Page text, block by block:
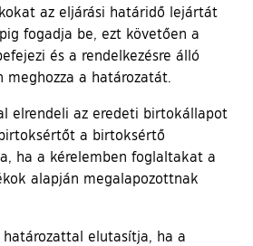
az eljárási határidő lejártát
fogadja be, ezt követően a
és a rendelkezésre álló
meghozza a határozatát.
elrendeli az eredeti birtokállapot
a birtoksértő
ha a kérelemben foglaltakat a
alapján megalapozottnak
elutasítja, ha a